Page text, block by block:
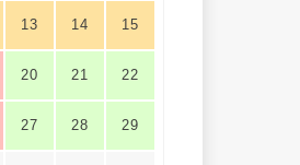
13 14 15
20 21 22
27 28 29